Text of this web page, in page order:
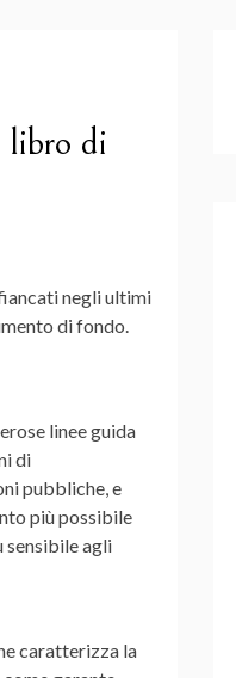
libro di
negli ultimi
di fondo.
linee guida
di
pubbliche, e
più possibile
agli
caratterizza la